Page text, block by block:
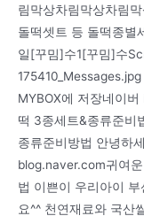
림막상차림막상차림
돌떡셋트 등 돌떡종별
일[꾸밈]수1[꾸밈]수
MYBOX에 저장네이
떡 3종세트&종류준비
종류준비방법 안녕하
blog.naver.com귀여
법 이쁜이 우리아이
요^^ 천연재료와 국산